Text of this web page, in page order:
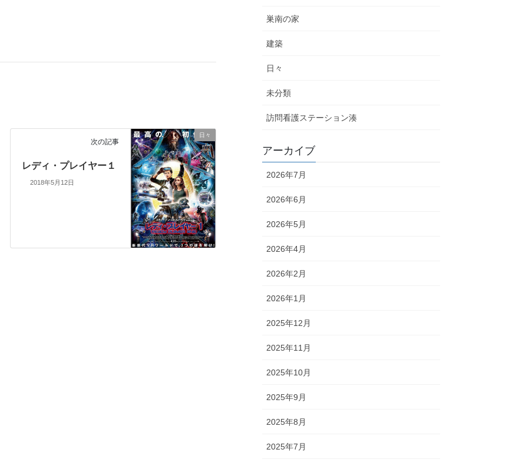
日々
次の記事
レディ・プレイヤー１
2018年5月12日
巣南の家
建築
日々
未分類
訪問看護ステーション湊
アーカイブ
2026年7月
2026年6月
2026年5月
2026年4月
2026年2月
2026年1月
2025年12月
2025年11月
2025年10月
2025年9月
2025年8月
2025年7月